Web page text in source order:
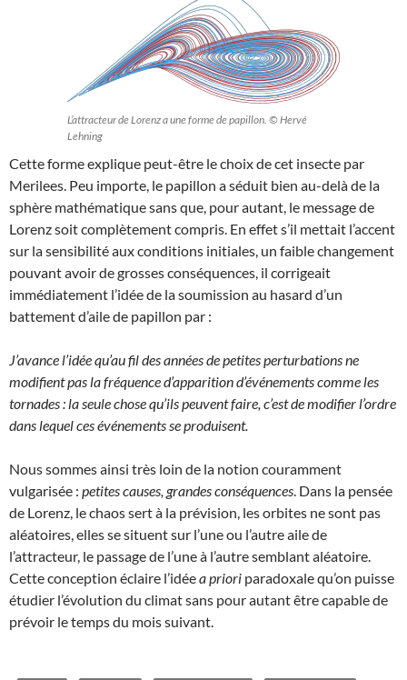
L’attracteur de Lorenz a une forme de papillon. © Hervé
Lehning
Cette forme explique peut-être le choix de cet insecte par
Merilees. Peu importe, le papillon a séduit bien au-delà de la
sphère mathématique sans que, pour autant, le message de
Lorenz soit complètement compris. En effet s’il mettait l’accent
sur la sensibilité aux conditions initiales, un faible changement
pouvant avoir de grosses conséquences, il corrigeait
immédiatement l’idée de la soumission au hasard d’un
battement d’aile de papillon par :
J’avance l’idée qu’au fil des années de petites perturbations ne
modifient pas la fréquence d’apparition d’événements comme les
tornades : la seule chose qu’ils peuvent faire, c’est de modifier l’ordre
dans lequel ces événements se produisent.
Nous sommes ainsi très loin de la notion couramment
vulgarisée : petites causes, grandes conséquences. Dans la pensée
de Lorenz, le chaos sert à la prévision, les orbites ne sont pas
aléatoires, elles se situent sur l’une ou l’autre aile de
l’attracteur, le passage de l’une à l’autre semblant aléatoire.
Cette conception éclaire l’idéea priori paradoxale qu’on puisse
étudier l’évolution du climat sans pour autant être capable de
prévoir le temps du mois suivant.